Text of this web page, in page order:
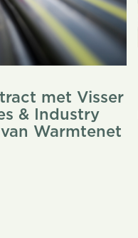
met Visser
& Industry
Warmtenet